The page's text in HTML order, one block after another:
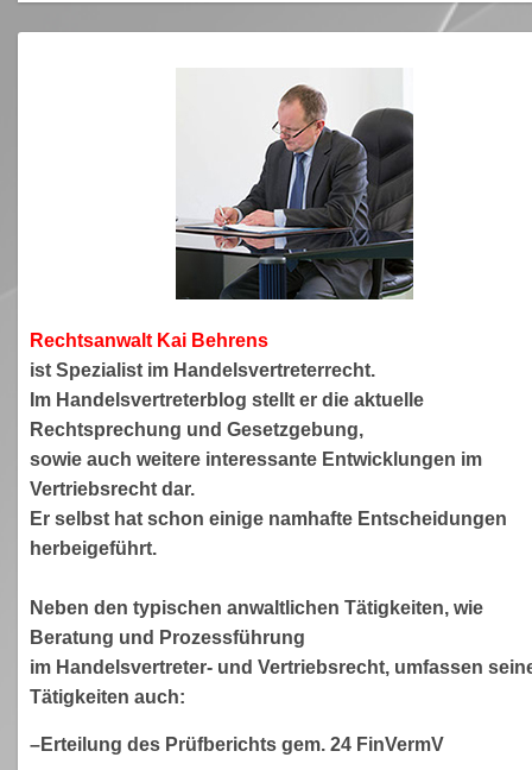
Rechtsanwalt Kai Behrens
ist Spezialist im Handelsvertreterrecht.
Im Handelsvertreterblog stellt er die aktuelle
Rechtsprechung und Gesetzgebung,
sowie auch weitere interessante Entwicklungen im
Vertriebsrecht dar.
Er selbst hat schon einige namhafte Entscheidungen
herbeigeführt.
Neben den typischen anwaltlichen Tätigkeiten, wie
Beratung und Prozessführung
im Handelsvertreter- und Vertriebsrecht, umfassen
Tätigkeiten auch:
–Erteilung des Prüfberichts gem. 24 FinVermV